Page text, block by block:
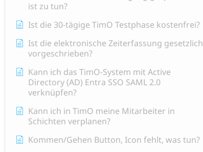
ist zu tun?
Ist die 30-tägige TimO Testphase kostenfrei?
Ist die elektronische Zeiterfassung gesetzlich
vorgeschrieben?
Kann ich das TimO-System mit Active
Directory (AD) Entra SSO SAML 2.0
verknüpfen?
Kann ich in TimO meine Mitarbeiter in
Schichten verplanen?
Kommen/Gehen Button, Icon fehlt, was tun?